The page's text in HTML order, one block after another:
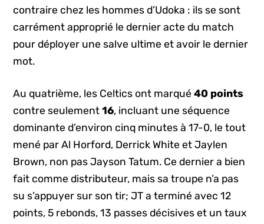
contraire chez les hommes d’Udoka : ils se sont
carrément approprié le dernier acte du match
pour déployer une salve ultime et avoir le dernier
mot.
Au quatrième, les Celtics ont marqué40 points
contre seulement16, incluant une séquence
dominante d’environ cinq minutes à 17-0, le tout
mené par Al Horford, Derrick White et Jaylen
Brown, non pas Jayson Tatum. Ce dernier a bien
fait comme distributeur, mais sa troupe n’a pas
su s’appuyer sur son tir; JT a terminé avec 12
points, 5 rebonds, 13 passes décisives et un taux